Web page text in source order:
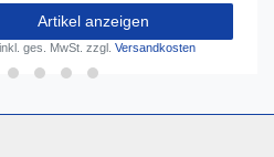
Artikel anzeigen
inkl. ges. MwSt. zzgl. Versandkosten